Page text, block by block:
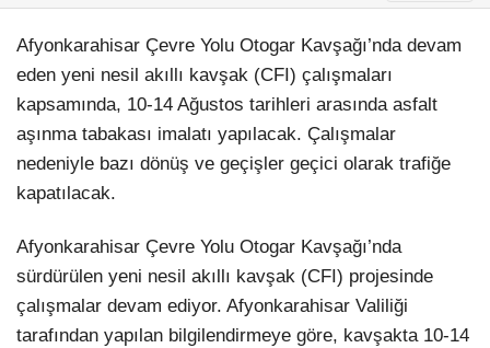
Afyonkarahisar Çevre Yolu Otogar Kavşağı’nda devam
eden yeni nesil akıllı kavşak (CFI) çalışmaları
kapsamında, 10-14 Ağustos tarihleri arasında asfalt
aşınma tabakası imalatı yapılacak. Çalışmalar
nedeniyle bazı dönüş ve geçişler geçici olarak trafiğe
kapatılacak.
Afyonkarahisar Çevre Yolu Otogar Kavşağı’nda
sürdürülen yeni nesil akıllı kavşak (CFI) projesinde
çalışmalar devam ediyor. Afyonkarahisar Valiliği
tarafından yapılan bilgilendirmeye göre, kavşakta 10-14